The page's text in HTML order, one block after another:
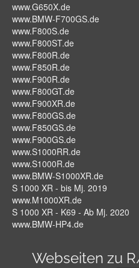
www.G650X.de
www.BMW-F700GS.de
www.F800S.de
www.F800ST.de
www.F800R.de
www.F850R.de
www.F900R.de
www.F800GT.de
www.F900XR.de
www.F800GS.de
www.F850GS.de
www.F900GS.de
www.S1000RR.de
www.S1000R.de
www.BMW-S1000XR.de
S 1000 XR - bis Mj. 2019
www.M1000XR.de
S 1000 XR - K69 - Ab Mj. 2020
www.BMW-HP4.de
Webseiten zu